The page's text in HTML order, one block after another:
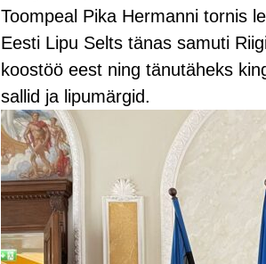
Toompeal Pika Hermanni tornis
Eesti Lipu Selts tänas samuti
koostöö eest ning tänutäheks
sallid ja lipumärgid.